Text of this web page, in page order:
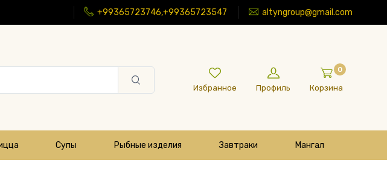
+99365723746,+99365723547 altyngroup@gmail.com
Избранное Профиль
0
Корзина
Супы Рыбные изделия Завтраки Мангал